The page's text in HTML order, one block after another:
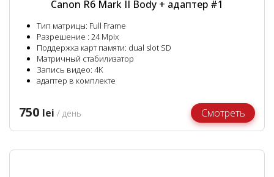
работы: Понедельник – Воскресенье с 8:00 до
21:00. Служба поддержки проконсультирует
клиентов по текущим предложениям,
доступном времени аренды, условиях
бронирования и оплаты, а также по отзыву
платежной операции. Служба поддержки
предоставлять им информацию о состоянии
процесса рассмотрения претензий и, при
Canon R6 Mark II Body + адаптер #1
Тип матрицы: Full Frame
Разрешение : 24 Mpix
Поддержка карт памяти: dual slot SD
Матричный стабилизатор
Запись видео: 4K
адаптер в комплекте
750 lei / день Смотреть